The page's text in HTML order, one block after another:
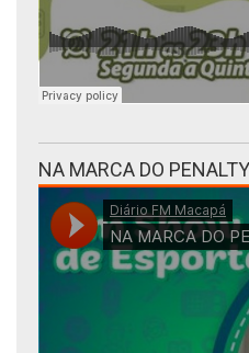
NA MARCA DO